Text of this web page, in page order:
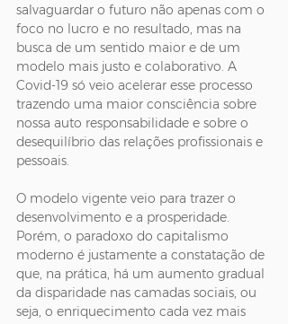
salvaguardar o futuro não apenas com o
foco no lucro e no resultado, mas na
busca de um sentido maior e de um
modelo mais justo e colaborativo. A
Covid-19 só veio acelerar esse processo
trazendo uma maior consciência sobre
nossa auto responsabilidade e sobre o
desequilíbrio das relações profissionais e
pessoais.
O modelo vigente veio para trazer o
desenvolvimento e a prosperidade.
Porém, o paradoxo do capitalismo
moderno é justamente a constatação de
que, na prática, há um aumento gradual
da disparidade nas camadas sociais, ou
seja, o enriquecimento cada vez mais